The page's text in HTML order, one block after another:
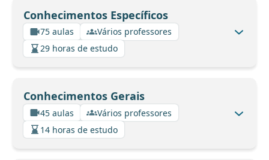
Conhecimentos Específicos
75 aulas
Vários professores
29 horas de estudo
Conhecimentos Gerais
45 aulas
Vários professores
14 horas de estudo